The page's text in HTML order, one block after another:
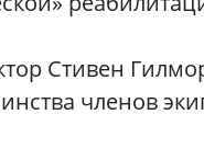
Стивен
членов